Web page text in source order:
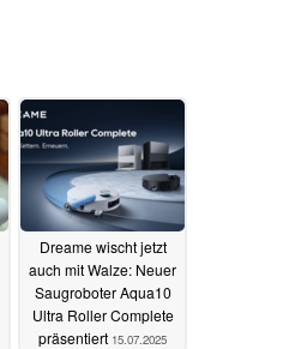
Dreame wischt jetzt
auch mit Walze: Neuer
Saugroboter Aqua10
Ultra Roller Complete
präsentiert 15.07.2025